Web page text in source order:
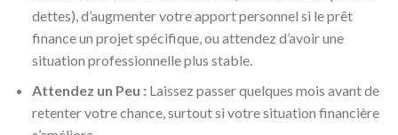
dettes), d’augmenter votre apport personnel si le prêt
finance un projet spécifique, ou attendez d’avoir une
situation professionnelle plus stable.
Attendez un Peu :Laissez passer quelques mois avant de
retenter votre chance, surtout si votre situation financière